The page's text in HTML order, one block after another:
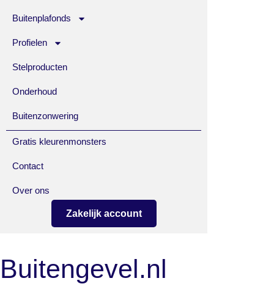
Buitenplafonds
Profielen
Stelproducten
Onderhoud
Buitenzonwering
Gratis kleurenmonsters
Contact
Over ons
Zakelijk account
Buitengevel.nl